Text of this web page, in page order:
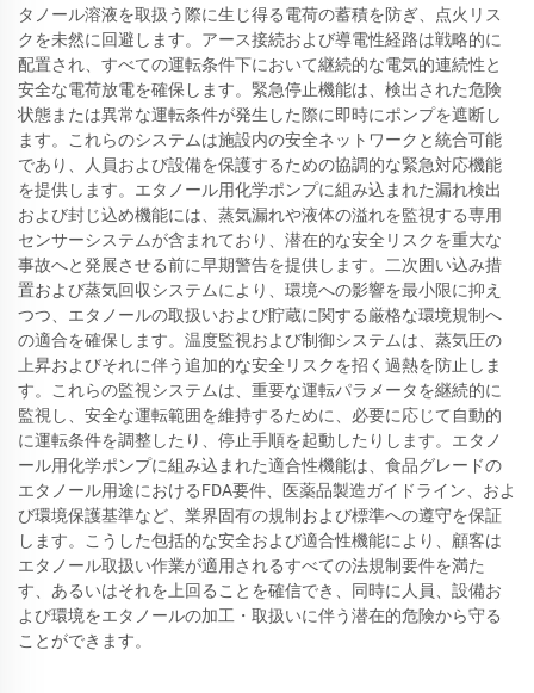
タノール溶液を取扱う際に生じ得る電荷の蓄積を防ぎ、点火リス
クを未然に回避します。アース接続および導電性経路は戦略的に
配置され、すべての運転条件下において継続的な電気的連続性と
安全な電荷放電を確保します。緊急停止機能は、検出された危険
状態または異常な運転条件が発生した際に即時にポンプを遮断し
ます。これらのシステムは施設内の安全ネットワークと統合可能
であり、人員および設備を保護するための協調的な緊急対応機能
を提供します。エタノール用化学ポンプに組み込まれた漏れ検出
および封じ込め機能には、蒸気漏れや液体の溢れを監視する専用
センサーシステムが含まれており、潜在的な安全リスクを重大な
事故へと発展させる前に早期警告を提供します。二次囲い込み措
置および蒸気回収システムにより、環境への影響を最小限に抑え
つつ、エタノールの取扱いおよび貯蔵に関する厳格な環境規制へ
の適合を確保します。温度監視および制御システムは、蒸気圧の
上昇およびそれに伴う追加的な安全リスクを招く過熱を防止しま
す。これらの監視システムは、重要な運転パラメータを継続的に
監視し、安全な運転範囲を維持するために、必要に応じて自動的
に運転条件を調整したり、停止手順を起動したりします。エタノ
ール用化学ポンプに組み込まれた適合性機能は、食品グレードの
エタノール用途におけるFDA要件、医薬品製造ガイドライン、およ
び環境保護基準など、業界固有の規制および標準への遵守を保証
します。こうした包括的な安全および適合性機能により、顧客は
エタノール取扱い作業が適用されるすべての法規制要件を満た
す、あるいはそれを上回ることを確信でき、同時に人員、設備お
よび環境をエタノールの加工・取扱いに伴う潜在的危険から守る
ことができます。